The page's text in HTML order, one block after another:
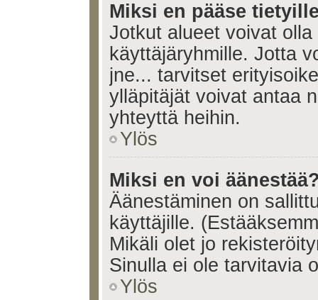
Miksi en pääse
Jotkut alueet voivat
käyttäjäryhmille. Jotta
jne... tarvitset
ylläpitäjät voivat antaa
yhteyttä heihin.
Ylös
Miksi en voi
Äänestäminen on
käyttäjille.
Mikäli olet jo
Sinulla ei ole tarvitavia
Ylös